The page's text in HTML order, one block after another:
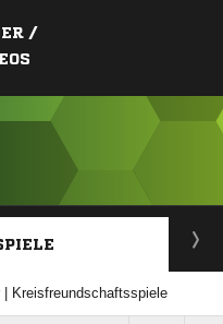
/
Kreisfreundschaftsspiele